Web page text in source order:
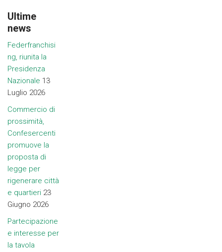
Ultime
news
Federfranchisi
ng, riunita la
Presidenza
Nazionale 13
Luglio 2026
Commercio di
prossimità,
Confesercenti
promuove la
proposta di
legge per
rigenerare città
e quartieri 23
Giugno 2026
Partecipazione
e interesse per
la tavola